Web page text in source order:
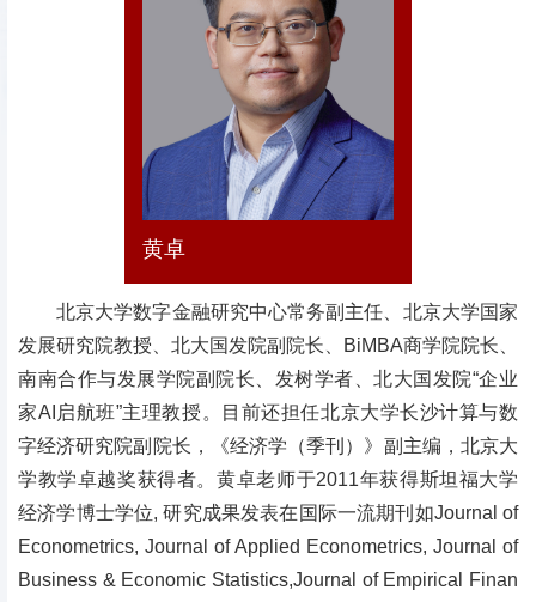
黄卓
北京大学数字金融研究中心常务副主任、 北京大学国家
发展研究院教授、北大国发院副院长、BiMBA商学院院长、
南南合作与发展学院副院长、发树学者、北大国发院“企业
家AI启航班”主理教授。目前还担任北京大学长沙计算与数
字经济研究院副院长，《经济学（季刊）》副主编，北京大
学教学卓越奖获得者。黄卓老师于2011年获得斯坦福大学
经济学博士学位, 研究成果发表在国际一流期刊如Journal of
Econometrics, Journal of Applied Econometrics, Journal of
Business & Economic Statistics,Journal of Empirical Finan